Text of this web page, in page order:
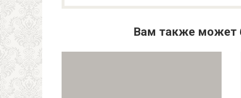
Вам также может